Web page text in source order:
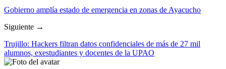
Gobierno amplía estado de emergencia en zonas de Ayacucho
Siguiente →
Trujillo: Hackers filtran datos confidenciales de más de 27 mil
alumnos, exestudiantes y docentes de la UPAO